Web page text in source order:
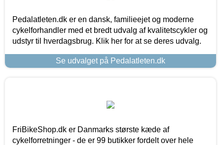
Pedalatleten.dk er en dansk, familieejet og moderne
cykelforhandler med et bredt udvalg af kvalitetscykler og
udstyr til hverdagsbrug. Klik her for at se deres udvalg.
Se udvalget på Pedalatleten.dk
FriBikeShop.dk er Danmarks største kæde af
cykelforretninger - de er 99 butikker fordelt over hele